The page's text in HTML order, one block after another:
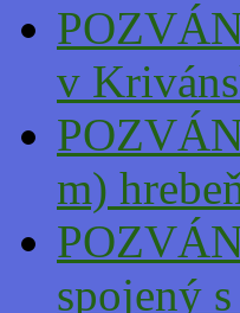
v
m)
spojený